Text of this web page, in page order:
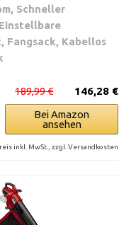
Schneller
Fangsack, Kabellos
146,28 €
189,99 €
Bei Amazon
ansehen
inkl. MwSt., zzgl. Versandkosten